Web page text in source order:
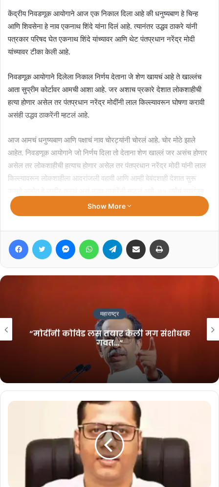
केंद्रीय निवडणूक आयोगाने आज एक निकाल दिला आहे की धनुष्यबाण हे चिन्ह
आणि शिवसेना हे नाव एकनाथ शिंदे यांना दिलं आहे. त्यानंतर उद्धव ठाकरे यांनी
पत्रकार परिषद घेत एकनाथ शिंदे यांच्यावर आणि थेट पंतप्रधान नरेंद्र मोदी
यांच्यावर टीका केली आहे.
निवडणूक आयोगाने दिलेला निकाल निर्णय देताना जे शेण खायचं आहे ते खाल्लंच
आता सुप्रीम कोर्टावर आमची आशा आहे. जर अशाच प्रकारे देशात लोकशाहीची
हत्या होणार असेल तर पंतप्रधान नरेंद्र मोदींनी लाल किल्ल्यावरून घोषणा करावी
असंही उद्धव ठाकरेंनी म्हटलं आहे.
आज आमचं धनुष्यबाण आणि पक्षाचं नाव चोरट्यांनी चोरलं आहे. चोर मोठे झाले
आहेत. निवडणूक आयोगाने जो निर्णय दिला तो देताना शेण खाल्लं जर असंच होणार
असेल तर लोकशाहीची हत्याच होणार असेल तर पंतप्रधान नरेंद्र मोदी यांनी लाल
किल्ल्यावरून लोकशाहीला आदरांजली वहावी आणि आम्ही बेबंदशाही देशात सुरू
आता संपलं आहे आणि आम्ही बेबंदशाही सुरू केली आहे हे मोदींनी जाहीर करावं.
Related Articles
विजय यांच्या पत्नी संगीता यांनी घटस्फोटाचा
‘आंदोलन म्हणजे लाठीमार नाही’;
विद्यार्थ्यांवरील पोलिस कारवाईवर सर्वोच्च
न्यायालयाची टिप्पणी
July 27, 2026
न्याय यंत्रणाही आपल्या दबावाखाली येईल याचा प्रयत्न सुरू आहे. न्यायमूर्ती नेमण्याचे
अधिकारही त्यांना हवे आहेत. देशातल्या लोकशाहीला भावपूर्ण आदरांजली आता
भाजपाने आणि पंतप्रधानांनी वाहण्याचं धाडस दाखवावं. २१ तारखेपासून सर्वोच्च
न्यायालयातही सलग सुनावणी सुरू होईल. तो निकाल लागेपर्यंत निवडणूक आयोगाने
निर्णय देऊ नये असं आम्ही म्हटलं आहे. उद्या कुणीही धनाढ्य माणूस उद्या एखादा पक्ष
अशाच पद्धतीने पैशांच्या जोरावर विकत घेऊ शकतो.
चोराला राजमान्यता देणं हे काही लोकांना भूषण वाटत असेल पण राजमान्यता दिली
तरी तो चोरच असतो. मी अनेकदा आव्हान दिलंं आहे की हिंमत असेल तर निवडणुका
Show More
FacebookTwitter MessengerWhatsAppTelegram Share via Email
महाराष्ट्र
“मोदींनी कोविड लस तयार केली मग संशोधक
गवत…”